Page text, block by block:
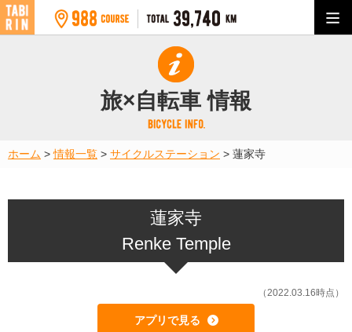
旅×自転車 情報
ホーム >情報一覧 > サイクルステーション > 蓮家寺
蓮家寺
Renke Temple
（2022.03.16時点）
アプリで見る